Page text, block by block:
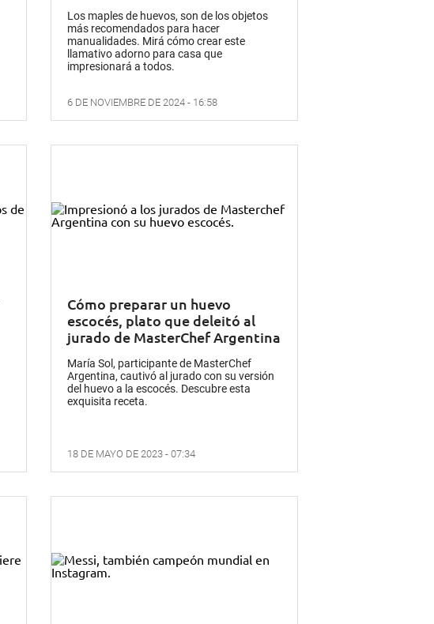
Los maples de huevos, son de los objetos
más recomendados para hacer
manualidades. Mirá cómo crear este
llamativo adorno para casa que
impresionará a todos.
6 DE NOVIEMBRE DE 2024 - 16:58
Cómo preparar un huevo
escocés, plato que deleitó al
jurado de MasterChef Argentina
María Sol, participante de MasterChef
Argentina, cautivó al jurado con su versión
del huevo a la escocés. Descubre esta
exquisita receta.
18 DE MAYO DE 2023 - 07:34